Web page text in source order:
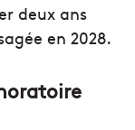
deux ans
en 2028.